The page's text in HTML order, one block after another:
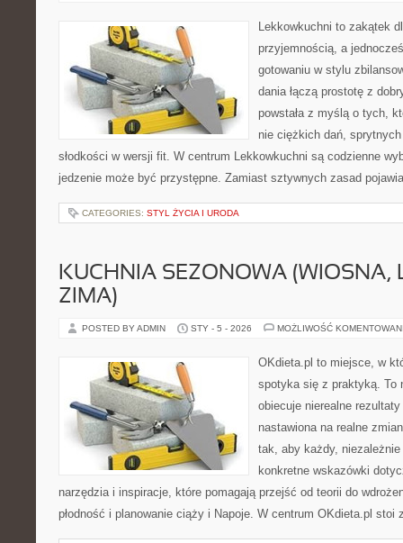
Lekkowkuchni to zakątek
przyjemnością, a
gotowaniu w stylu
dania łączą prostotę z
powstała z myślą o tych,
nie ciężkich dań,
słodkości w wersji fit. W centrum Lekkowkuchni są codzienne
jedzenie może być przystępne. Zamiast sztywnych zasad
CATEGORIES: STYL ŻYCIA I URODA
KUCHNIA SEZONOWA (WIOSNA,
ZIMA)
POSTED BY ADMIN STY - 5 - 2026 MOŻLIWOŚĆ
OKdieta.pl to miejsce, w
spotyka się z praktyką. To
obiecuje nierealne
nastawiona na realne
tak, aby każdy,
konkretne wskazówki
narzędzia i inspiracje, które pomagają przejść od teorii do
płodność i planowanie ciąży i Napoje. W centrum OKdieta.pl